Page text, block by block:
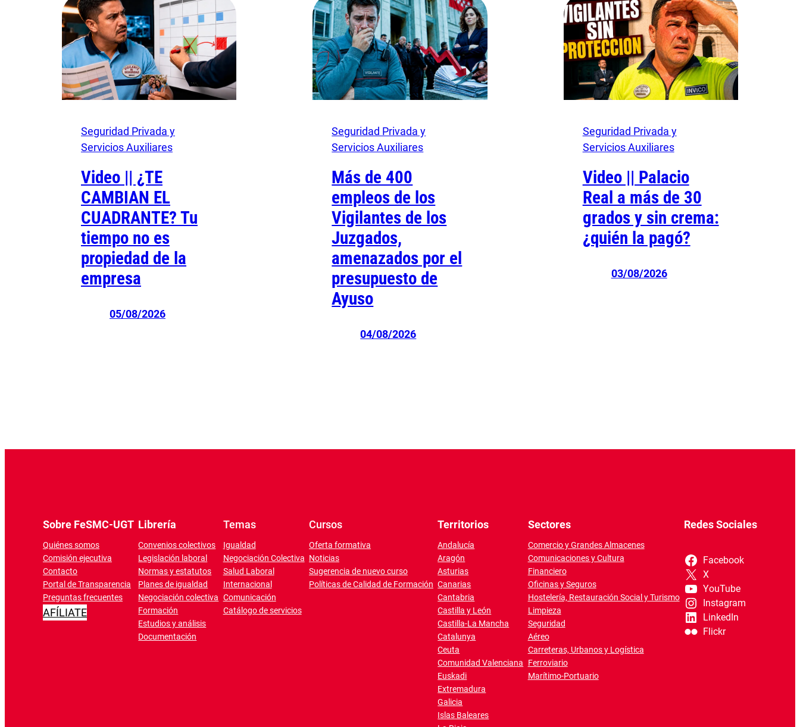
Seguridad Privada y
Servicios Auxiliares
Video || ¿TE
CAMBIAN EL
CUADRANTE? Tu
tiempo no es
propiedad de la
empresa
05/08/2026
Seguridad Privada y
Servicios Auxiliares
Más de 400
empleos de los
Vigilantes de los
Juzgados,
amenazados por el
presupuesto de
Ayuso
04/08/2026
Seguridad Privada y
Servicios Auxiliares
Video || Palacio
Real a más de 30
grados y sin crema:
¿quién la pagó?
03/08/2026
Sobre FeSMC-UGT
Quiénes somos
Comisión ejecutiva
Contacto
Portal de Transparencia
Preguntas frecuentes
AFÍLIATE
Librería
Convenios colectivos
Legislación laboral
Normas y estatutos
Planes de igualdad
Negociación colectiva
Formación
Estudios y análisis
Documentación
Temas
Igualdad
Negociación Colectiva
Salud Laboral
Internacional
Comunicación
Catálogo de servicios
Cursos
Oferta formativa
Noticias
Sugerencia de nuevo curso
Políticas de Calidad de Formación
Territorios
Andalucía
Aragón
Asturias
Canarias
Cantabria
Castilla y León
Castilla-La Mancha
Catalunya
Ceuta
Comunidad Valenciana
Euskadi
Extremadura
Galicia
Islas Baleares
Sectores
Comercio y Grandes Almacenes
Comunicaciones y Cultura
Financiero
Oficinas y Seguros
Hostelería, Restauración Social y Turismo
Limpieza
Seguridad
Aéreo
Carreteras, Urbanos y Logística
Ferroviario
Marítimo-Portuario
Redes Sociales
Facebook
X
YouTube
Instagram
LinkedIn
Flickr